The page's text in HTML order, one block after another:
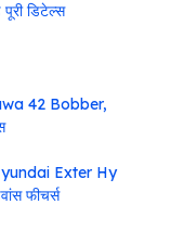
डिटेल्स
42 Bobber,
Exter Hy
फीचर्स